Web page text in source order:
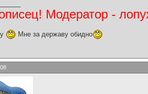
Модератор -
Мне за державу обидно